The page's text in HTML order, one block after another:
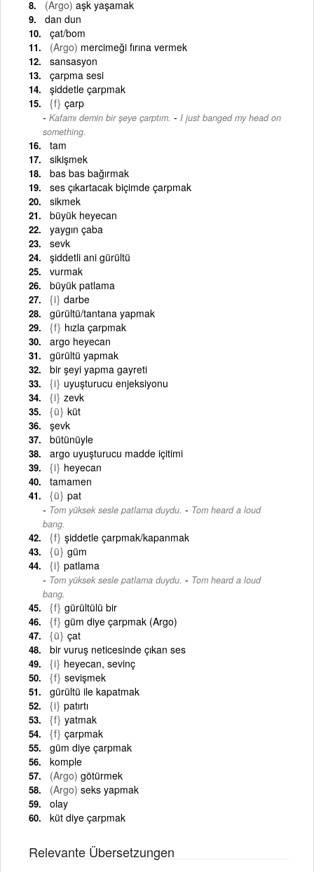
(Argo) aşk yaşamak
dan dun
çat/bom
(Argo) mercimeği fırına vermek
sansasyon
çarpma sesi
şiddetle çarpmak
{f} çarp
Kafamı demin bir şeye çarptım. - I just banged my head on
something.
tam
sikişmek
bas bas bağırmak
ses çıkartacak biçimde çarpmak
sikmek
büyük heyecan
yaygın çaba
sevk
şiddetli ani gürültü
vurmak
büyük patlama
{i} darbe
gürültü/tantana yapmak
{f} hızla çarpmak
argo heyecan
gürültü yapmak
bir şeyi yapma gayreti
{i} uyuşturucu enjeksiyonu
{i} zevk
{ü} küt
şevk
bütünüyle
argo uyuşturucu madde içitimi
{i} heyecan
tamamen
{ü} pat
Tom yüksek sesle patlama duydu. - Tom heard a loud
bang.
{f} şiddetle çarpmak/kapanmak
{ü} güm
{i} patlama
Tom yüksek sesle patlama duydu. - Tom heard a loud
bang.
{f} gürültülü bir
{f} güm diye çarpmak (Argo)
{ü} çat
bir vuruş neticesinde çıkan ses
{i} heyecan, sevinç
{f} sevişmek
gürültü ile kapatmak
{i} patırtı
{f} yatmak
{f} çarpmak
güm diye çarpmak
komple
(Argo) götürmek
(Argo) seks yapmak
olay
küt diye çarpmak
Relevante Übersetzungen